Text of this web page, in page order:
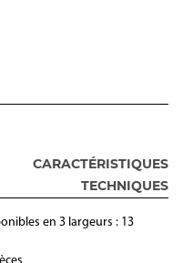
CARACTÉRISTIQUES
TECHNIQUES
en 3 largeurs : 13